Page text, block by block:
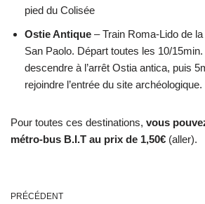
pied du Colisée
Ostie Antique – Train Roma-Lido de
San Paolo. Départ toutes les 10/
descendre à l’arrêt Ostia antica, puis
rejoindre l’entrée du site archéologique.
Pour toutes ces destinations, vous
métro-bus B.I.T au prix de 1,50€ (aller).
PRÉCÉDENT